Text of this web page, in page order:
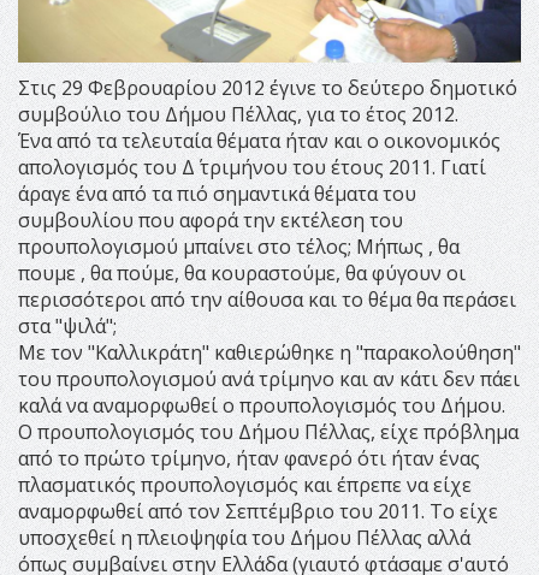
Στις 29 Φεβρουαρίου 2012 έγινε το δεύτερο δημοτικό
συμβούλιο του Δήμου Πέλλας, για το έτος 2012.
Ένα από τα τελευταία θέματα ήταν και ο οικονομικός
απολογισμός του Δ΄ τριμήνου του έτους 2011. Γιατί
άραγε ένα από τα πιό σημαντικά θέματα του
συμβουλίου που αφορά την εκτέλεση του
προυπολογισμού μπαίνει στο τέλος; Μήπως , θα
πουμε , θα πούμε, θα κουραστούμε, θα φύγουν οι
περισσότεροι από την αίθουσα και το θέμα θα περάσει
στα "ψιλά";
Με τον "Καλλικράτη" καθιερώθηκε η "παρακολούθηση"
του προυπολογισμού ανά τρίμηνο και αν κάτι δεν πάει
καλά να αναμορφωθεί ο προυπολογισμός του Δήμου.
Ο προυπολογισμός του Δήμου Πέλλας, είχε πρόβλημα
από το πρώτο τρίμηνο, ήταν φανερό ότι ήταν ένας
πλασματικός προυπολογισμός και έπρεπε να είχε
αναμορφωθεί από τον Σεπτέμβριο του 2011. Το είχε
υποσχεθεί η πλειοψηφία του Δήμου Πέλλας αλλά
όπως συμβαίνει στην Ελλάδα (γιαυτό φτάσαμε σ'αυτό